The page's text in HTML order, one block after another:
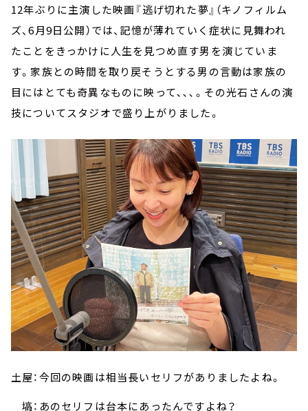
12年ぶりに主演した映画『逃げ切れた夢』（キノフィルム
ズ、6月9日公開）では、記憶が薄れていく症状に見舞われ
たことをきっかけに人生を見つめ直す男を演じていま
す。家族との時間を取り戻そうとする男の言動は家族の
目にはとても奇異なものに映って､､､。その光石さんの演
技についてスタジオで盛り上がりました。
土屋：今回の映画は相当長いセリフがありましたよね。
塙：あのセリフは台本にあったんですよね？